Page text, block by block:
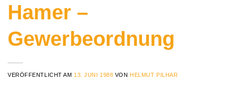
Hamer –
Gewerbeordnung
VERÖFFENTLICHT AM 13. JUNI 1988 VON HELMUT PILHAR